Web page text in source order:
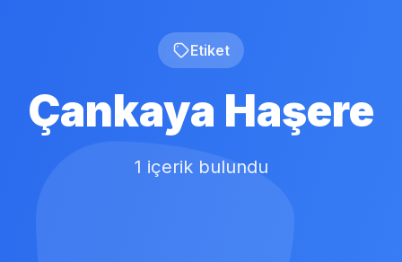
Etiket
Çankaya Haşere
1 içerik bulundu